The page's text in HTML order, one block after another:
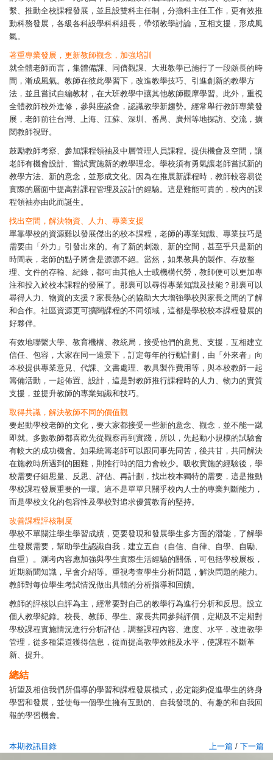
繫、推動全校課程發展，並且設雙科主任制，分擔科主任工作，更有效推
動科務發展，各級各科設學科科組長，帶領教學討論，互相支援，形成風
氣。
著重專業發展，更新教師觀念，加強培訓
就全體老師而言，集體備課、同儕觀課、大班教學已施行了一段頗長的時
間，漸成風氣。教師在彼此學習下，改進教學技巧、引進創新的教學方
法，並且嘗試自編教材，在大班教學中讓其他教師觀摩學習。此外，重視
全體教師校外進修，參與座談會，認識教學新趨勢。經常舉行教師專業發
展，老師前往台灣、上海、江蘇、深圳、番禺、廣州等地探訪、交流，擴
闊教師視野。
鼓勵教師考察、參加課程領袖及中層管理人員課程。提供機會及空間，讓
老師有機會設計、嘗試實施新的教學理念。學校須有勇氣讓老師嘗試新的
教學方法、新的意念，並形成文化。因為在推展新課程時，教師較容易從
實際的層面中提高對課程管理及設計的經驗。這是難能可貴的，校內的課
程領袖亦由此而誕生。
找出空間，解決物資、人力、專業支援
單靠學校的資源難以發展傑出的校本課程，老師的專業知識、專業技巧是
需要由「外力」引發出來的。有了新的刺激、新的空間，甚至乎只是新的
時間表，老師的點子將會是源源不絕。當然，如果教具的製作、存放整
理、文件的存輸、紀錄，都可由其他人士或機構代勞，教師便可以更加專
注和投入於校本課程的發展了。那裏可以尋得專業知識及技能？那裏可以
尋得人力、物資的支援？家長熱心的協助大大增強學校與家長之間的了解
和合作。社區資源更可擴闊課程的不同領域，這都是學校校本課程發展的
好夥伴。
有效地聯繫大學、教育機構、教統局，接受他們的意見、支援，互相建立
信任、包容，大家在同一遠景下，訂定每年的行動計劃，由「外來者」向
本校提供專業意見、代課、文書處理、教具製作費用等，與本校教師一起
籌備活動，一起佈置、設計，這是對教師推行課程時的人力、物力的實質
支援，並提升教師的專業知識和技巧。
取得共識，解決教師不同的價值觀
要起動學校老師的文化，要大家都接受一些新的意念、觀念，並不能一蹴
即就。多數教師都喜歡先從觀察再到實踐，所以，先起動小規模的試驗會
有較大的成功機會。如果統籌老師可以跟同事先同苦，後共甘，共同解決
在施教時所遇到的困難，則推行時的阻力會較少。吸收實施的經驗後，學
校需要仔細思量、反思、評估、再計劃，找出校本獨特的需要，這是推動
學校課程發展重要的一環。這不是單單只關乎校內人士的專業判斷能力，
而是學校文化的包容性及學校對追求優質教育的堅持。
改善課程評核制度
學校不單關注學生學習成績，更要發現和發展學生多方面的潛能，了解學
生發展需要，幫助學生認識自我，建立五自（自信、自律、自學、自勵、
自重）。測考內容應加強與學生實際生活經驗的關係，可包括學校展板，
近期新聞知識，早會介紹等。重視考查學生分析問題，解決問題的能力。
教師對每位學生考試情況做出具體的分析指導和回饋。
教師的評核以自評為主，經常要對自己的教學行為進行分析和反思。設立
個人教學紀錄。校長、教師、學生、家長共同參與評價，定期及不定期對
學校課程實施情況進行分析評估，調整課程內容、進度、水平，改進教學
管理，從多種渠道獲得信息，從而提高教學效能及水平，使課程不斷革
新、提升。
總結
祈望及相信我們所倡導的學習和課程發展模式，必定能夠促進學生的終身
學習和發展，並使每一個學生擁有互動的、自我發現的、有趣的和自我回
報的學習機會。
本期教訊目錄 上一篇 / 下一篇